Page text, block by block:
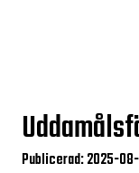
Publicerad: 2025-08-